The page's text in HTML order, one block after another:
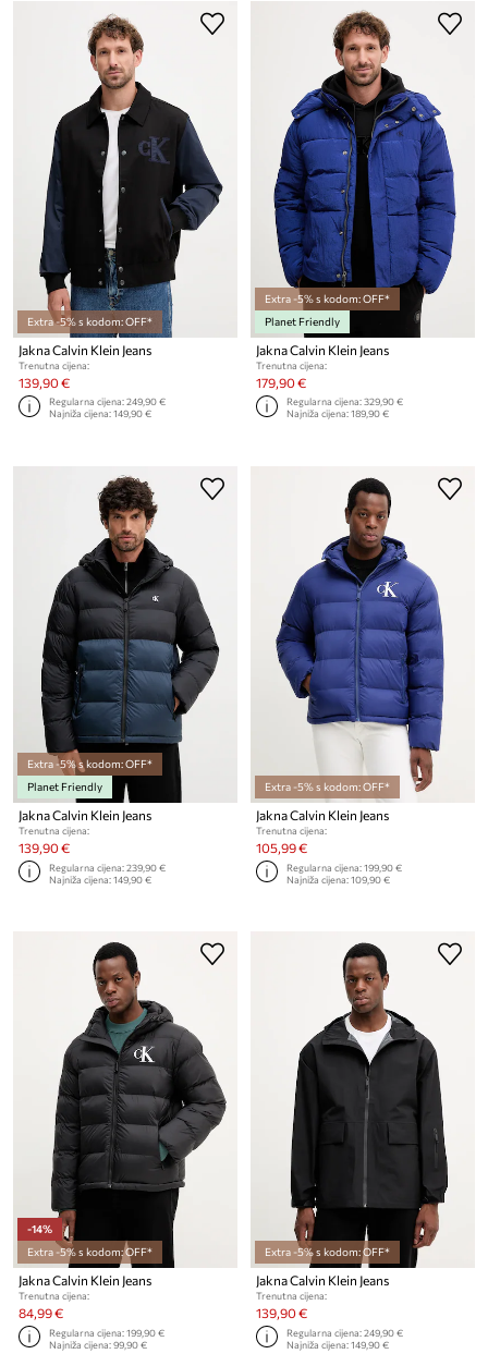
Extra -5% s kodom: OFF*
Jakna Calvin Klein Jeans
Trenutna cijena:
139,90 €
Regularna cijena:249,90 €
Najniža cijena:149,90 €
Extra -5% s kodom: OFF*
Planet Friendly
Jakna Calvin Klein Jeans
Trenutna cijena:
179,90 €
Regularna cijena:329,90 €
Najniža cijena:189,90 €
Extra -5% s kodom: OFF*
Planet Friendly
Jakna Calvin Klein Jeans
Trenutna cijena:
139,90 €
Regularna cijena:239,90 €
Najniža cijena:149,90 €
Extra -5% s kodom: OFF*
Jakna Calvin Klein Jeans
Trenutna cijena:
105,99 €
Regularna cijena:199,90 €
Najniža cijena:109,90 €
-14%
Extra -5% s kodom: OFF*
Jakna Calvin Klein Jeans
Trenutna cijena:
84,99 €
Regularna cijena:199,90 €
Najniža cijena:99,90 €
Extra -5% s kodom: OFF*
Jakna Calvin Klein Jeans
Trenutna cijena:
139,90 €
Regularna cijena:249,90 €
Najniža cijena:149,90 €